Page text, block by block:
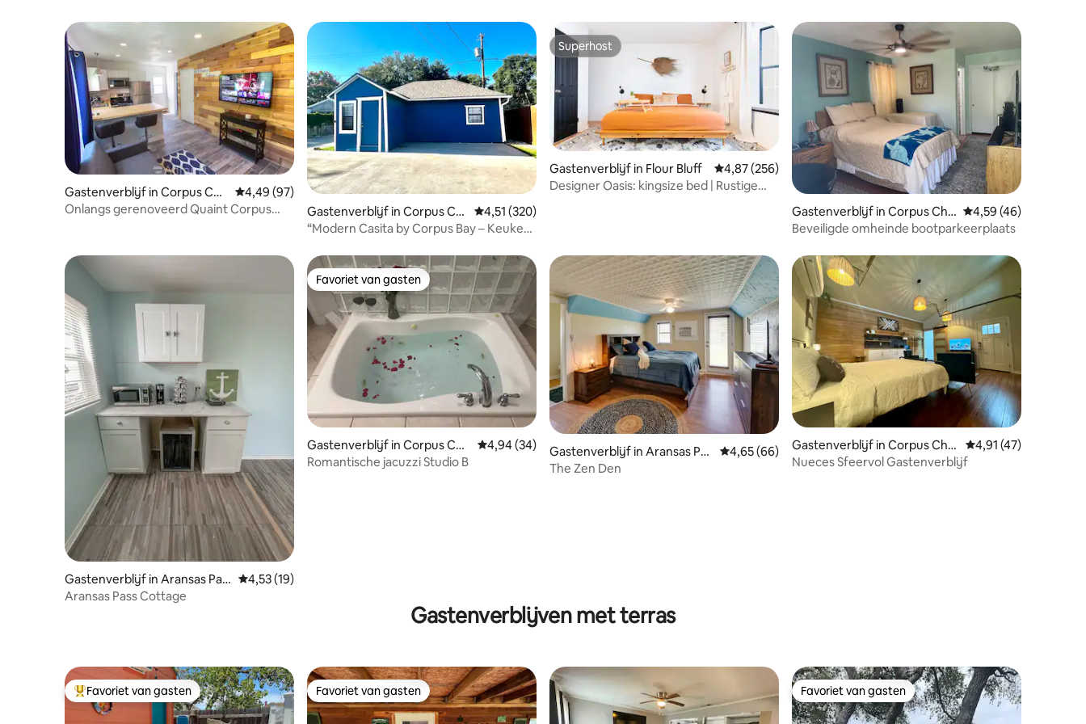
Gastenverblijf in Corpus Chri
sti
Gemiddelde beoordeling van 4,49 op 5, 97 recensies
4,49 (97)
Onlangs gerenoveerd Quaint Corpus
Gastenverblijf in Corpus Chr
isti
Gemiddelde beoordeling van 4,51 op 5, 320 recensies
4,51 (320)
“Modern Casita by Corpus Bay – Keuken
Superhost
Superhost
Gastenverblijf in Flour Bluff Gemiddelde beoordeling van 4,87 op 5, 256 recensies
4,87 (256)
Designer Oasis: kingsize bed | Rustige
Gastenverblijf in Corpus Chri
sti
Gemiddelde
4,59 (46)
Beveiligde omheinde bootparkeerplaats
Gastenverblijf in Aransas Pas
s
Gemiddelde beoordeling van 4,53 op 5, 19 recensies
4,53 (19)
Aransas Pass Cottage
Favoriet van gasten
Favoriet van gasten
Gastenverblijf in Corpus Chri
sti
Gemiddelde beoordeling van 4,94 op 5, 34 recensies
4,94 (34)
Romantische jacuzzi Studio B
Gastenverblijf in Aransas Pas
s
Gemiddelde beoordeling van 4,65 op 5, 66 recensies
4,65 (66)
The Zen Den
Gastenverblijf in Corpus Chri
sti
Gemiddelde
4,91 (47)
Nueces Sfeervol Gastenverblijf
Gastenverblijven met terras
Topfavoriet van gasten
Favoriet van gasten Favoriet van gasten
Favoriet van gasten Favoriet van gasten
Favoriet van gasten